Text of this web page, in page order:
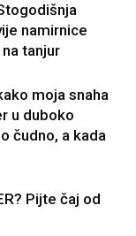
namirnice
tanjur
moja snaha
u duboko
čudno, a kada
Pijte čaj od